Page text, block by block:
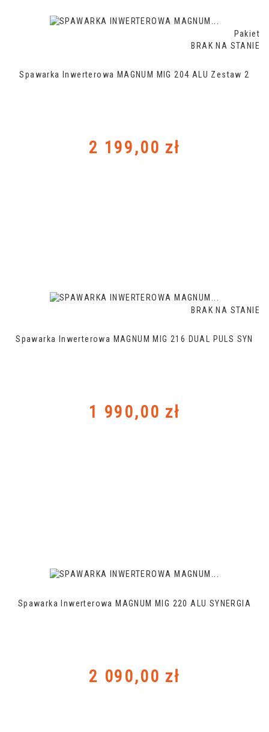
Pakiet
BRAK NA STANIE
Spawarka Inwerterowa MAGNUM MIG 204 ALU Zestaw 2
Cena
2 199,00 zł
BRAK NA STANIE
Spawarka Inwerterowa MAGNUM MIG 216 DUAL PULS SYN
Cena
1 990,00 zł
Spawarka Inwerterowa MAGNUM MIG 220 ALU SYNERGIA
Cena
2 090,00 zł